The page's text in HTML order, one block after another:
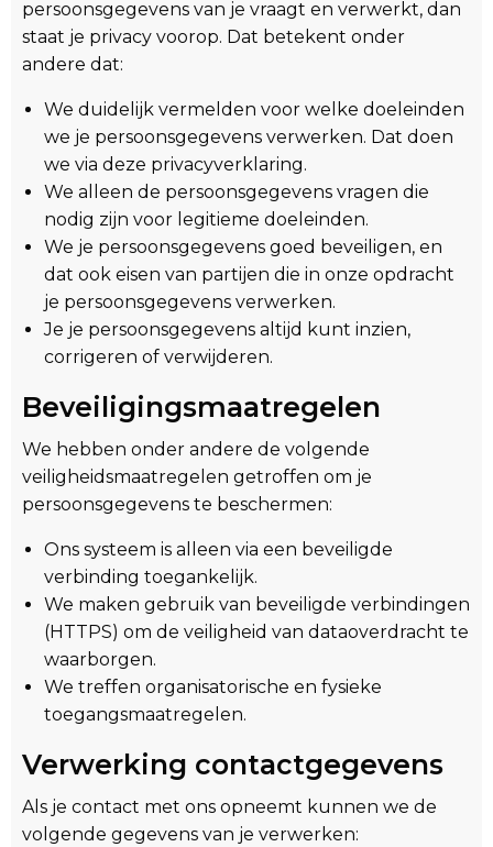
persoonsgegevens van je vraagt en verwerkt, dan
staat je privacy voorop. Dat betekent onder
andere dat:
We duidelijk vermelden voor welke doeleinden
we je persoonsgegevens verwerken. Dat doen
we via deze privacyverklaring.
We alleen de persoonsgegevens vragen die
nodig zijn voor legitieme doeleinden.
We je persoonsgegevens goed beveiligen, en
dat ook eisen van partijen die in onze opdracht
je persoonsgegevens verwerken.
Je je persoonsgegevens altijd kunt inzien,
corrigeren of verwijderen.
Beveiligingsmaatregelen
We hebben onder andere de volgende
veiligheidsmaatregelen getroffen om je
persoonsgegevens te beschermen:
Ons systeem is alleen via een beveiligde
verbinding toegankelijk.
We maken gebruik van beveiligde verbindingen
(HTTPS) om de veiligheid van dataoverdracht te
waarborgen.
We treffen organisatorische en fysieke
toegangsmaatregelen.
Verwerking contactgegevens
Als je contact met ons opneemt kunnen we de
volgende gegevens van je verwerken: